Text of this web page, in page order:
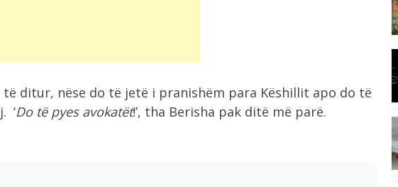
të ditur, nëse do të jetë i pranishëm para Këshillit apo do të
‘Do të pyes avokatët!’, tha Berisha pak ditë më parë.
Konsumi i ulët i sheqerit për fëmijët...
e...
Ukraina godet rafineri ruse me dronë,